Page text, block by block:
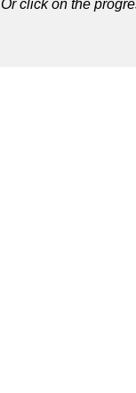
Or click on the